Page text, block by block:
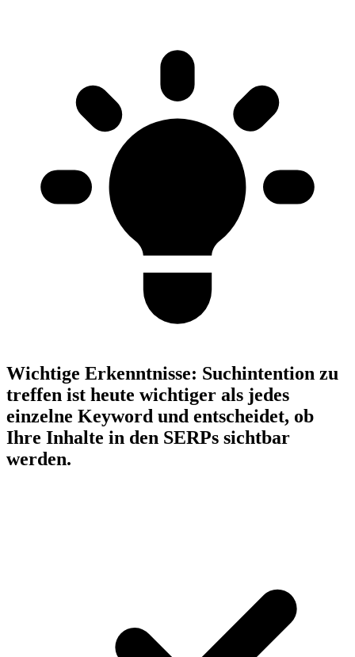
Wichtige Erkenntnisse: Suchintention zu
treffen ist heute wichtiger als jedes
einzelne Keyword und entscheidet, ob
Ihre Inhalte in den SERPs sichtbar
werden.